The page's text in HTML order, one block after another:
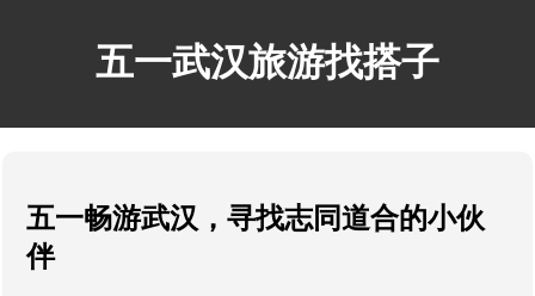
五一武汉旅游找搭子
五一畅游武汉，寻找志同道合的小伙
伴